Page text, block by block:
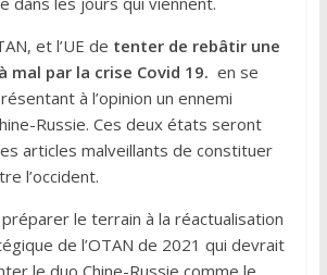
et l’UE de tenter de rebâtir une
mal par la crise Covid 19. en se
à l’opinion un ennemi
Russie. Ces deux états seront
articles malveillants de constituer
l’occident.
préparer le terrain à la réactualisation
de l’OTAN de 2021 qui devrait
le duo Chine-Russie comme le